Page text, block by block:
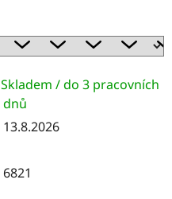
Skladem / do 3 pracovních
dnů
13.8.2026
6821